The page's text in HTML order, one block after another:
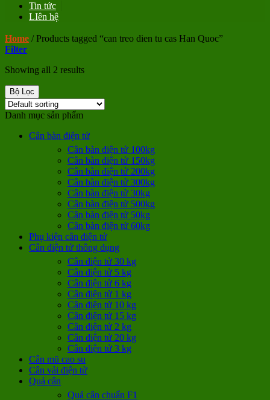
Tin tức
LIên hệ
Home /Products tagged “can treo dien tu cas Han Quoc”
Filter
Showing all 2 results
Bộ Lọc
Danh mục sản phẩm
Cân bàn điện tử
Cân bàn điện tử 100kg
Cân bàn điện tử 150kg
Cân bàn điện tử 200kg
Cân bàn điện tử 300kg
Cân bàn điện tử 30kg
Cân bàn điện tử 500kg
Cân bàn điện tử 50kg
Cân bàn điện tử 60kg
Phụ kiện cân điện tử
Cân điện tử thông dụng
Cân điện tử 30 kg
Cân điện tử 5 kg
Cân điện tử 6 kg
Cân điện tử 1 kg
Cân điện tử 10 kg
Cân điện tử 15 kg
Cân điện tử 2 kg
Cân điện tử 20 kg
Cân điện tử 3 kg
Cân mũ cao su
Cân vải điện tử
Quả cân
Quả cân chuẩn F1